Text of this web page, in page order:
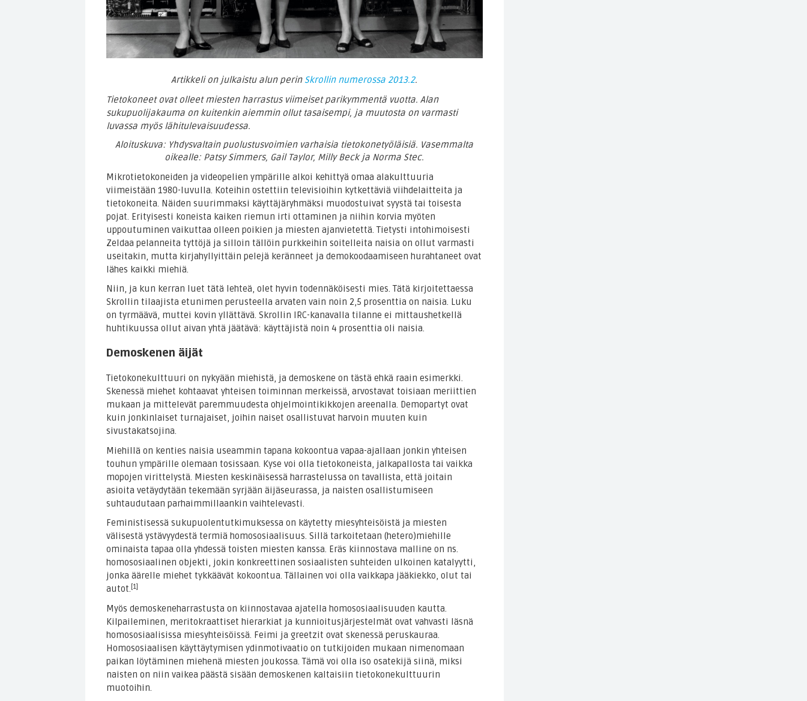
Artikkeli on julkaistu alun perin Skrollin numerossa 2013.2.
Tietokoneet ovat olleet miesten harrastus viimeiset parikymmentä vuotta. Alan
sukupuolijakauma on kuitenkin aiemmin ollut tasaisempi, ja muutosta on varmasti
luvassa myös lähitulevaisuudessa.
Aloituskuva: Yhdysvaltain puolustusvoimien varhaisia tietokonetyöläisiä. Vasemmalta
oikealle: Patsy Simmers, Gail Taylor, Milly Beck ja Norma Stec.
Mikrotietokoneiden ja videopelien ympärille alkoi kehittyä omaa alakulttuuria
viimeistään 1980-luvulla. Koteihin ostettiin televisioihin kytkettäviä viihdelaitteita ja
tietokoneita. Näiden suurimmaksi käyttäjäryhmäksi muodostuivat syystä tai toisesta
pojat. Erityisesti koneista kaiken riemun irti ottaminen ja niihin korvia myöten
uppoutuminen vaikuttaa olleen poikien ja miesten ajanvietettä. Tietysti intohimoisesti
Zeldaa pelanneita tyttöjä ja silloin tällöin purkkeihin soitelleita naisia on ollut varmasti
useitakin, mutta kirjahyllyittäin pelejä keränneet ja demokoodaamiseen hurahtaneet ovat
lähes kaikki miehiä.
Niin, ja kun kerran luet tätä lehteä, olet hyvin todennäköisesti mies. Tätä kirjoitettaessa
Skrollin tilaajista etunimen perusteella arvaten vain noin 2,5 prosenttia on naisia. Luku
on tyrmäävä, muttei kovin yllättävä. Skrollin IRC-kanavalla tilanne ei mittaushetkellä
huhtikuussa ollut aivan yhtä jäätävä: käyttäjistä noin 4 prosenttia oli naisia.
Demoskenen äijät
Tietokonekulttuuri on nykyään miehistä, ja demoskene on tästä ehkä raain esimerkki.
Skenessä miehet kohtaavat yhteisen toiminnan merkeissä, arvostavat toisiaan meriittien
mukaan ja mittelevät paremmuudesta ohjelmointikikkojen areenalla. Demopartyt ovat
kuin jonkinlaiset turnajaiset, joihin naiset osallistuvat harvoin muuten kuin
sivustakatsojina.
Miehillä on kenties naisia useammin tapana kokoontua vapaa-ajallaan jonkin yhteisen
touhun ympärille olemaan tosissaan. Kyse voi olla tietokoneista, jalkapallosta tai vaikka
mopojen virittelystä. Miesten keskinäisessä harrastelussa on tavallista, että joitain
asioita vetäydytään tekemään syrjään äijäseurassa, ja naisten osallistumiseen
suhtaudutaan parhaimmillaankin vaihtelevasti.
Feministisessä sukupuolentutkimuksessa on käytetty miesyhteisöistä ja miesten
välisestä ystävyydestä termiä homososiaalisuus. Sillä tarkoitetaan (hetero)miehille
ominaista tapaa olla yhdessä toisten miesten kanssa. Eräs kiinnostava malline on ns.
homososiaalinen objekti, jokin konkreettinen sosiaalisten suhteiden ulkoinen katalyytti,
jonka äärelle miehet tykkäävät kokoontua. Tällainen voi olla vaikkapa jääkiekko, olut tai
autot. [1]
Myös demoskeneharrastusta on kiinnostavaa ajatella homososiaalisuuden kautta.
Kilpaileminen, meritokraattiset hierarkiat ja kunnioitusjärjestelmät ovat vahvasti läsnä
homososiaalisissa miesyhteisöissä. Feimi ja greetzit ovat skenessä peruskauraa.
Homososiaalisen käyttäytymisen ydinmotivaatio on tutkijoiden mukaan nimenomaan
paikan löytäminen miehenä miesten joukossa. Tämä voi olla iso osatekijä siinä, miksi
naisten on niin vaikea päästä sisään demoskenen kaltaisiin tietokonekulttuurin
muotoihin.